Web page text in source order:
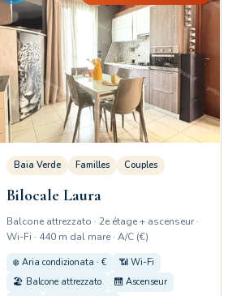
Baia Verde Familles Couples
Bilocale Laura
Balcone attrezzato · 2e étage + ascenseur ·
Wi-Fi · 440 m dal mare · A/C (€)
❄️ Aria condizionata · €
📶 Wi-Fi
🏖️ Balcone attrezzato
🛗 Ascenseur